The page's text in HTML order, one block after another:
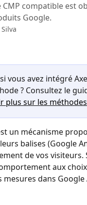
compatible est
Google.
vous avez intégré
? Consultez le
plus sur les
un mécanisme
balises (Google
de vos visiteurs.
aux
dans Google